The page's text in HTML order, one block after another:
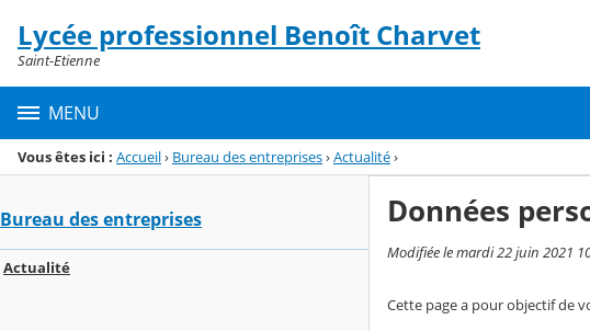
Menu de la rubrique
Contenu
Lycée professionnel Benoît Charvet
Saint-Etienne
MENU
Vous êtes ici : Accueil› Bureau des entreprises›Actualité›
Bureau des entreprises
Actualité
Données
Modifiée le mardi 22 juin 2021
Cette page a pour objectif de